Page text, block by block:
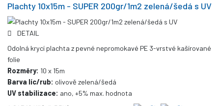
Plachty 10x15m - SUPER 200gr/1m2 zelená/šedá s UV
DETAIL
Odolná krycí plachta z pevné nepromokavé PE 3-vrstvé kašírované
folie
Rozměry: 10 x 15m
Barva líc/rub: olivově zelená/šedá
UV stabilizace: ano, +5% max. hodnota